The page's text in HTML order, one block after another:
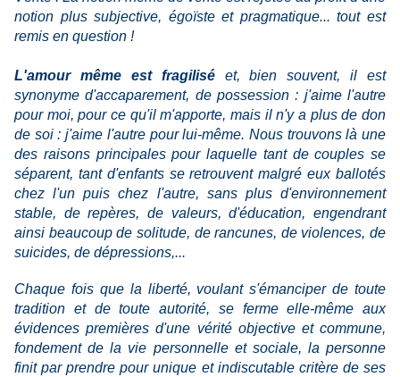
notion plus subjective, égoïste et pragmatique... tout est
remis en question !
L'amour même est fragiliséet, bien souvent, il est
synonyme d'accaparement, de possession : j'aime l'autre
pour moi, pour ce qu'il m'apporte, mais il n'y a plus de don
de soi : j'aime l'autre pour lui-même. Nous trouvons là une
des raisons principales pour laquelle tant de couples se
séparent, tant d'enfants se retrouvent malgré eux ballotés
chez l'un puis chez l'autre, sans plus d'environnement
stable, de repères, de valeurs, d'éducation, engendrant
ainsi beaucoup de solitude, de rancunes, de violences, de
suicides, de dépressions,...
Chaque fois que la liberté, voulant s'émanciper de toute
tradition et de toute autorité, se ferme elle-même aux
évidences premières d'une vérité objective et commune,
fondement de la vie personnelle et sociale, la personne
finit par prendre pour unique et indiscutable critère de ses